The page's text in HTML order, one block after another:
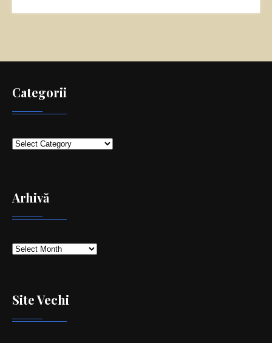
Categorii
Categorii
Arhivă
Arhivă
Site Vechi